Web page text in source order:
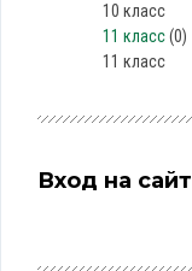
10 класс
11 класс (0)
11 класс
Вход на сайт